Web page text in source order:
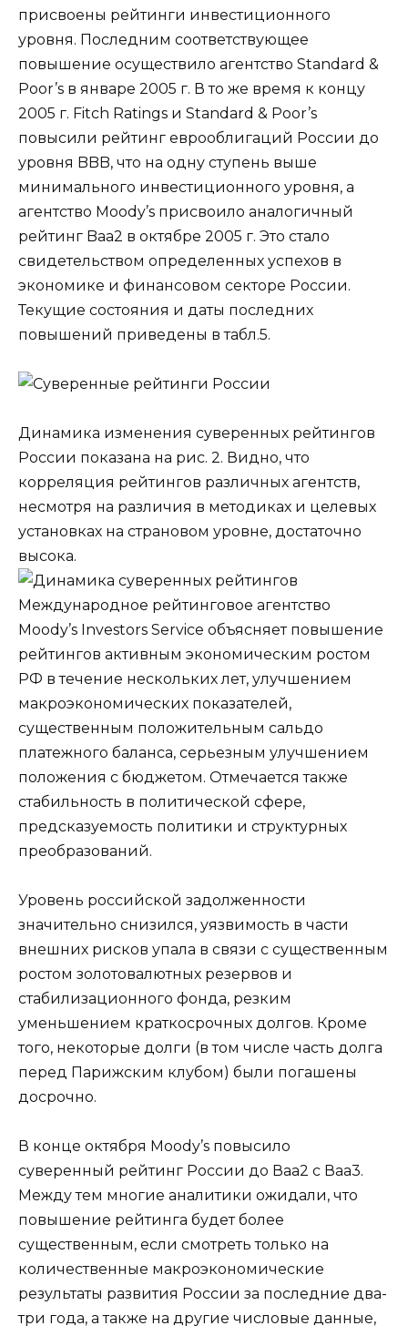
присвоены рейтинги инвестиционного
уровня. Последним соответствующее
повышение осуществило агентство Standard &
Poor’s в январе 2005 г. В то же время к концу
2005 г. Fitch Ratings и Standard & Poor’s
повысили рейтинг еврооблигаций России до
уровня BBB, что на одну ступень выше
минимального инвестиционного уровня, а
агентство Moody’s присвоило аналогичный
рейтинг Baa2 в октябре 2005 г. Это стало
свидетельством определенных успехов в
экономике и финансовом секторе России.
Текущие состояния и даты последних
повышений приведены в табл.5.
Динамика изменения суверенных рейтингов
России показана на рис. 2. Видно, что
корреляция рейтингов различных агентств,
несмотря на различия в методиках и целевых
установках на страновом уровне, достаточно
высока.
Международное рейтинговое агентство
Moody’s Investors Service объясняет повышение
рейтингов активным экономическим ростом
РФ в течение нескольких лет, улучшением
макроэкономических показателей,
существенным положительным сальдо
платежного баланса, серьезным улучшением
положения с бюджетом. Отмечается также
стабильность в политической сфере,
предсказуемость политики и структурных
преобразований.
Уровень российской задолженности
значительно снизился, уязвимость в части
внешних рисков упала в связи с существенным
ростом золотовалютных резервов и
стабилизационного фонда, резким
уменьшением краткосрочных долгов. Кроме
того, некоторые долги (в том числе часть долга
перед Парижским клубом) были погашены
досрочно.
В конце октября Moody’s повысило
суверенный рейтинг России до Ваа2 с Ваа3.
Между тем многие аналитики ожидали, что
повышение рейтинга будет более
существенным, если смотреть только на
количественные макроэкономические
результаты развития России за последние два-
три года, а также на другие числовые данные,